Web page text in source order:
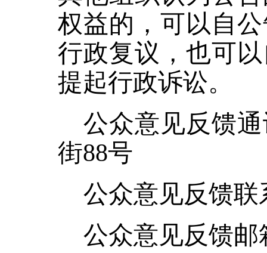
权益的 ，可以自
行政复议 ，也可
提起行政诉讼。
公众意见反馈
街88号
公众意见反馈联
公众意见反馈邮